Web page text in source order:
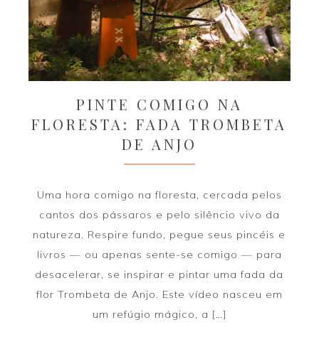
PINTE COMIGO NA
FLORESTA: FADA TROMBETA
DE ANJO
Uma hora comigo na floresta, cercada pelos
cantos dos pássaros e pelo silêncio vivo da
natureza. Respire fundo, pegue seus pincéis e
livros — ou apenas sente-se comigo — para
desacelerar, se inspirar e pintar uma fada da
flor Trombeta de Anjo. Este vídeo nasceu em
um refúgio mágico, a […]